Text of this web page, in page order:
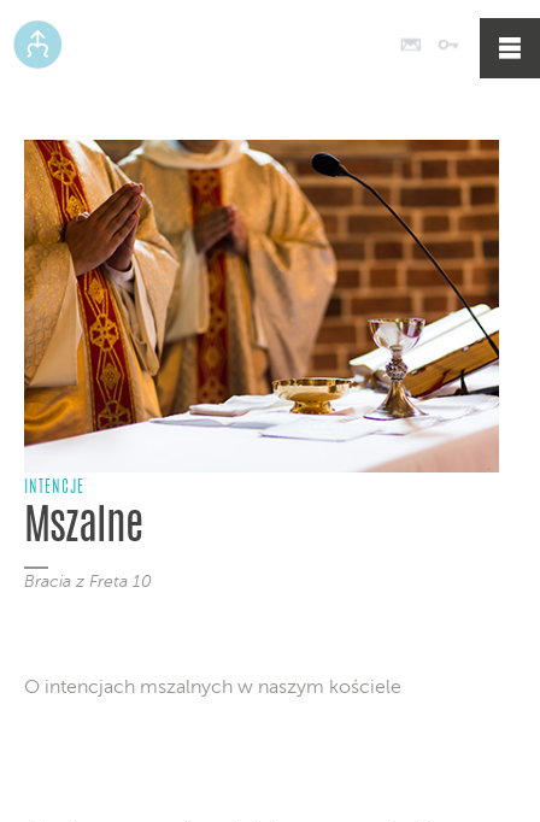
Poczta
INTENCJE
Mszalne
Bracia z Freta 10
O intencjach mszalnych w naszym kościele